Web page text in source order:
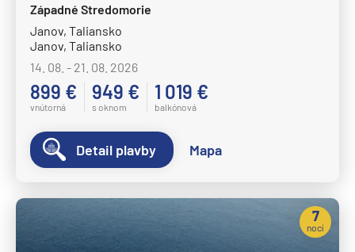
Západné Stredomorie
Janov, Taliansko
Janov, Taliansko
14. 08. - 21. 08. 2026
899 €
vnútorná
949 €
s oknom
1 019 €
balkónová
Detail plavby Mapa
7
nocí